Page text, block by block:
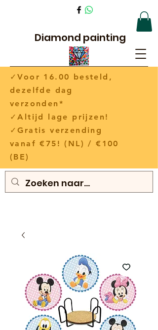
Diamond painting
✓Voor 16.00 besteld,
dezelfde dag
verzonden*
✓Altijd lage prijzen!
✓Gratis verzending
vanaf €75! (NL) / €100
(BE)